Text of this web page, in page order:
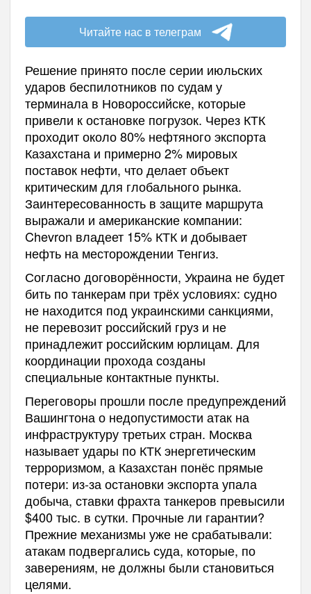
Читайте нас в телеграм
Решение принято после серии июльских
ударов беспилотников по судам у
терминала в Новороссийске, которые
привели к остановке погрузок. Через КТК
проходит около 80% нефтяного экспорта
Казахстана и примерно 2% мировых
поставок нефти, что делает объект
критическим для глобального рынка.
Заинтересованность в защите маршрута
выражали и американские компании:
Chevron владеет 15% КТК и добывает
нефть на месторождении Тенгиз.
Согласно договорённости, Украина не будет
бить по танкерам при трёх условиях: судно
не находится под украинскими санкциями,
не перевозит российский груз и не
принадлежит российским юрлицам. Для
координации прохода созданы
специальные контактные пункты.
Переговоры прошли после предупреждений
Вашингтона о недопустимости атак на
инфраструктуру третьих стран. Москва
называет удары по КТК энергетическим
терроризмом, а Казахстан понёс прямые
потери: из-за остановки экспорта упала
добыча, ставки фрахта танкеров превысили
$400 тыс. в сутки. Прочные ли гарантии?
Прежние механизмы уже не срабатывали:
атакам подвергались суда, которые, по
заверениям, не должны были становиться
целями.